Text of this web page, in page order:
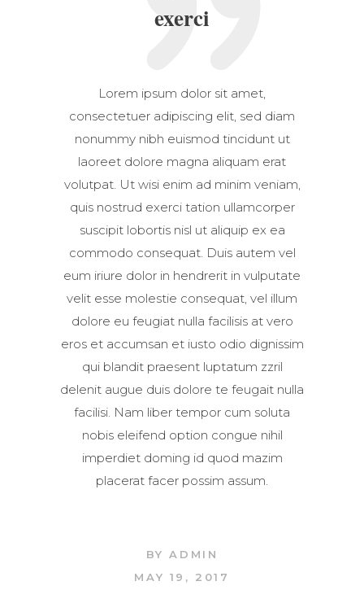
exerci
Lorem ipsum dolor sit amet,
consectetuer adipiscing elit, sed diam
nonummy nibh euismod tincidunt ut
laoreet dolore magna aliquam erat
volutpat. Ut wisi enim ad minim veniam,
quis nostrud exerci tation ullamcorper
suscipit lobortis nisl ut aliquip ex ea
commodo consequat. Duis autem vel
eum iriure dolor in hendrerit in vulputate
velit esse molestie consequat, vel illum
dolore eu feugiat nulla facilisis at vero
eros et accumsan et iusto odio dignissim
qui blandit praesent luptatum zzril
delenit augue duis dolore te feugait nulla
facilisi. Nam liber tempor cum soluta
nobis eleifend option congue nihil
imperdiet doming id quod mazim
placerat facer possim assum.
BYADMIN
MAY 19, 2017